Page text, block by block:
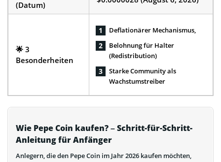
(Datum)
🌟 3
Besonderheiten
Deflationärer Mechanismus,
Belohnung für Halter
(Redistribution)
Starke Community als
Wachstumstreiber
Wie Pepe Coin kaufen? – Schritt-für-Schritt-
Anleitung für Anfänger
Anlegern, die den Pepe Coin im Jahr 2026 kaufen möchten,